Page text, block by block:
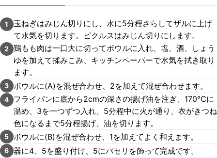
1
玉ねぎはみじん切りにし、水に5分程さらしてザルに上げ
て水気を切ります。ピクルスはみじん切りにします。
2
鶏もも肉は一口大に切ってボウルに入れ、塩、酒、しょう
ゆを加えて揉みこみ、キッチンペーパーで水気を拭き取り
ます。
3 ボウルに(A)を混ぜ合わせ、2を加えて混ぜ合わせます。
4
フライパンに底から2cmの深さの揚げ油を注ぎ、170℃に
温め、3を一つずつ入れ、5分程中に火が通り、衣がきつね
色になるまで5分程揚げ、油を切ります。
5 ボウルに(B)を混ぜ合わせ、1を加えてよく和えます。
6 器に4、5を盛り付け、5にパセリを飾って完成です。